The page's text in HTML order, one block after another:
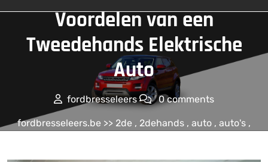
Voordelen van een
Tweedehands Elektrische
Auto
fordbresseleers 0 comments
fordbresseleers.be >> 2de , 2dehands , auto , auto's ,